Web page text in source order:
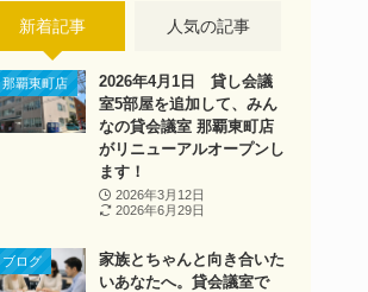
新着記事 人気の記事
那覇東町店
2026年4月1日 貸し会議
室5部屋を追加して、みん
なの貸会議室 那覇東町店
がリニューアルオープンし
ます！
2026年3月12日
2026年6月29日
ブログ
家族とちゃんと向き合いた
いあなたへ。貸会議室で